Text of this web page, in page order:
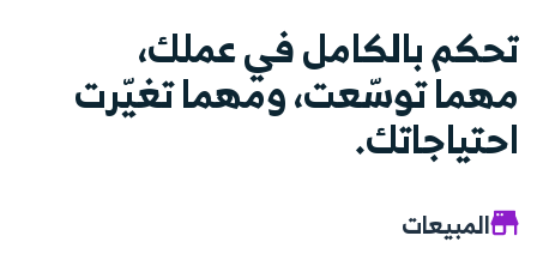
تحكم بالكامل في عملك،
مهما توسّعت، ومهما تغيّرت
احتياجاتك.
المبيعات